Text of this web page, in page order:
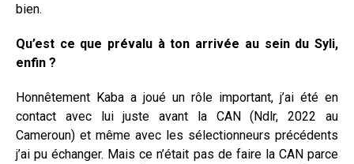
bien.
Qu’est ce que prévalu à ton arrivée au sein du Syli,
enfin ?
Honnêtement Kaba a joué un rôle important, j’ai été en
contact avec lui juste avant la CAN (Ndlr, 2022 au
Cameroun) et même avec les sélectionneurs précédents
j’ai pu échanger. Mais ce n’était pas de faire la CAN parce